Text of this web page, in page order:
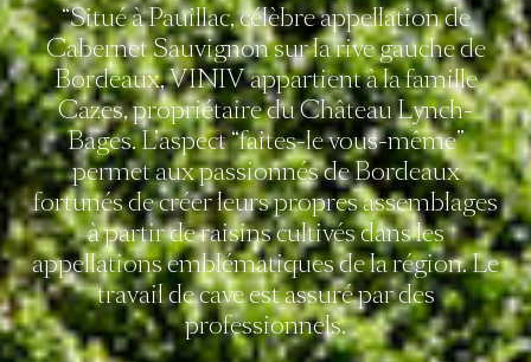
“Situé à Pauillac, célèbre appellation de
Cabernet Sauvignon sur la rive gauche de
Bordeaux, VINIV appartient à la famille
Cazes, propriétaire du Château Lynch-
Bages. L’aspect “faites-le vous-même”
permet aux passionnés de Bordeaux
fortunés de créer leurs propres assemblages
à partir de raisins cultivés dans les
appellations emblématiques de la région. Le
travail de cave est assuré par des
professionnels.